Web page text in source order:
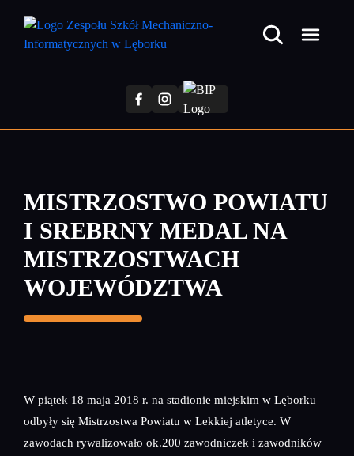
treści
MISTRZOSTWO POWIATU
I SREBRNY MEDAL NA
MISTRZOSTWACH
WOJEWÓDZTWA
W piątek 18 maja 2018 r. na stadionie miejskim w Lęborku
odbyły się Mistrzostwa Powiatu w Lekkiej atletyce. W
zawodach rywalizowało ok.200 zawodniczek i zawodników